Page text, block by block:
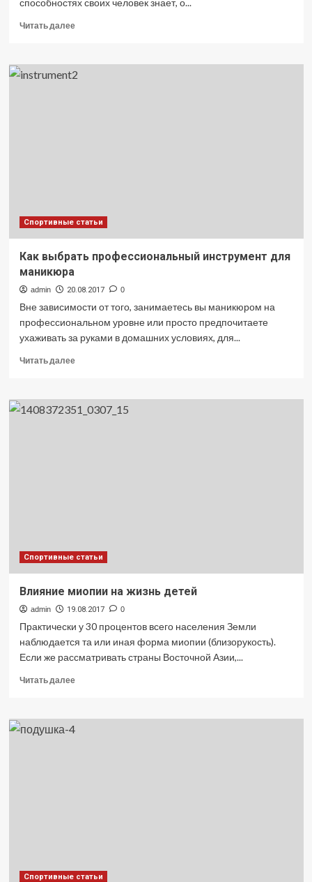
способностях своих человек знает, о...
Читать далееПрочитать
Дыхание
и
Спортивные статьи
Как выбрать профессиональный инструмент для
маникюра
admin 20.08.2017 0
Вне зависимости от того, занимаетесь вы маникюром на
профессиональном уровне или просто предпочитаете
ухаживать за руками в домашних условиях, для...
Читать далееПрочитать
Как
выбрать
Спортивные статьи
Влияние миопии на жизнь детей
admin 19.08.2017 0
Практически у 30 процентов всего населения Земли
наблюдается та или иная форма миопии (близорукость).
Если же рассматривать страны Восточной Азии,...
Читать далееПрочитать
Влияние
миопии
Спортивные статьи